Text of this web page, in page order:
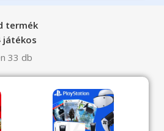
termék
játékos
33 db